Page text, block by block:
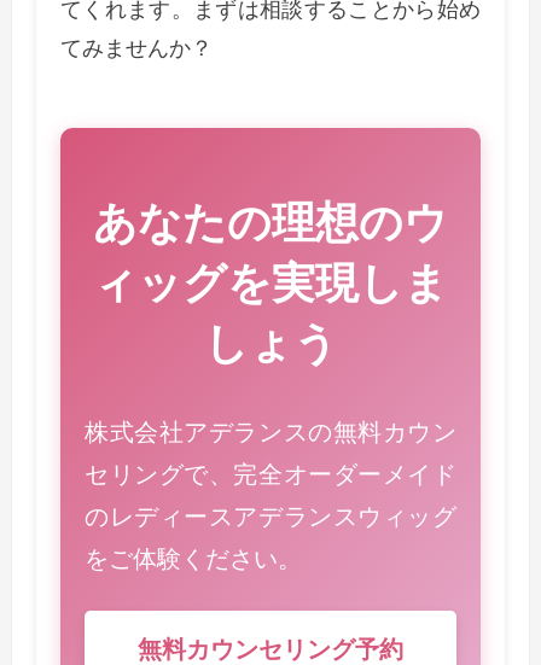
てくれます。まずは相談することから始め
てみませんか？
あなたの理想のウ
ィッグを実現しま
しょう
株式会社アデランスの無料カウン
セリングで、完全オーダーメイド
のレディースアデランスウィッグ
をご体験ください。
無料カウンセリング予約